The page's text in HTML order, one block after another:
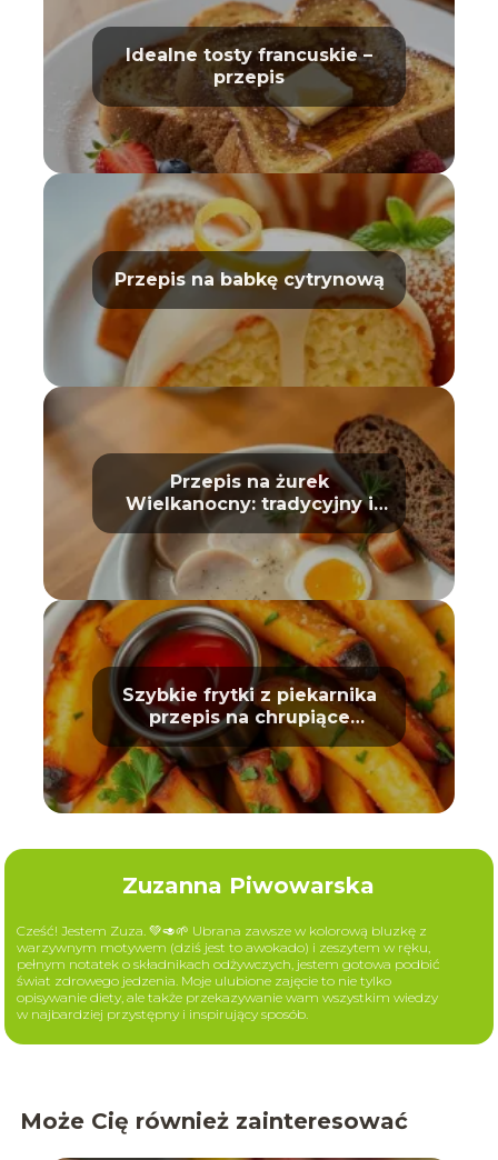
Idealne tosty francuskie –
przepis
Przepis na babkę cytrynową
Przepis na żurek
Wielkanocny: tradycyjny i
prosty
Szybkie frytki z piekarnika
przepis na chrupiące
ziemniaki
Zuzanna Piwowarska
Cześć! Jestem Zuza. 💚🥑🌱 Ubrana zawsze w kolorową bluzkę z
warzywnym motywem (dziś jest to awokado) i zeszytem w ręku,
pełnym notatek o składnikach odżywczych, jestem gotowa podbić
świat zdrowego jedzenia. Moje ulubione zajęcie to nie tylko
opisywanie diety, ale także przekazywanie wam wszystkim wiedzy
w najbardziej przystępny i inspirujący sposób.
Może Cię również zainteresować